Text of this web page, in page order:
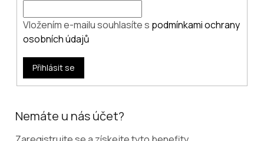
Vložením e-mailu souhlasíte s podmínkami ochrany
osobních údajů
Přihlásit se
Nemáte u nás účet?